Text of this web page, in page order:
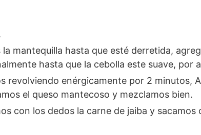
hasta que la cebolla este suave, por
el queso mantecoso y mezclamos bien.